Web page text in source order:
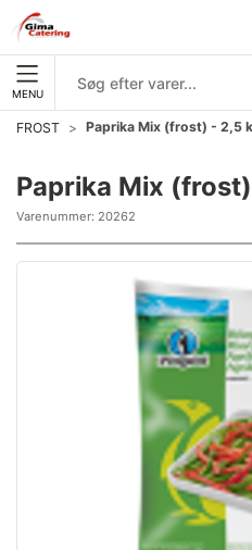
MENU
FROST Paprika Mix (frost) - 2,5
Paprika Mix
Varenummer: 20262